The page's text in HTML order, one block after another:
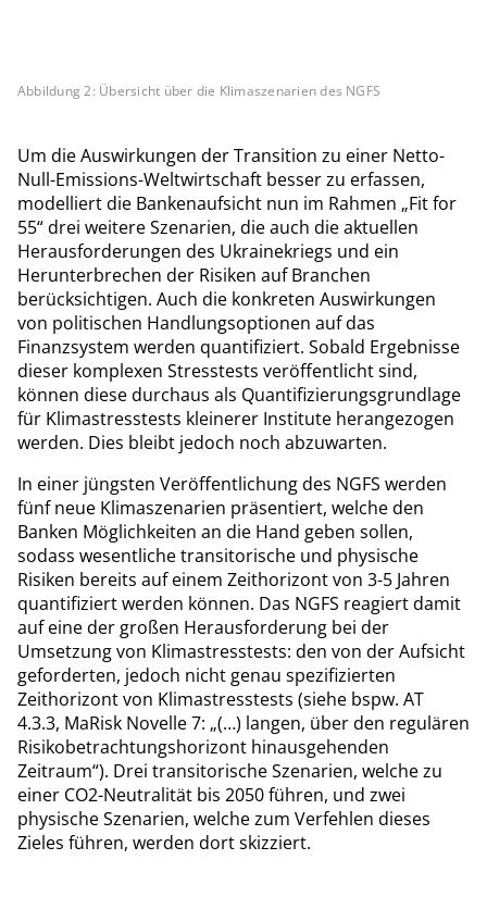
Abbildung 2: Übersicht über die Klimaszenarien des NGFS
Um die Auswirkungen der Transition zu einer Netto-
Null-Emissions-Weltwirtschaft besser zu erfassen,
modelliert die Bankenaufsicht nun im Rahmen „Fit for
55“ drei weitere Szenarien, die auch die aktuellen
Herausforderungen des Ukrainekriegs und ein
Herunterbrechen der Risiken auf Branchen
berücksichtigen. Auch die konkreten Auswirkungen
von politischen Handlungsoptionen auf das
Finanzsystem werden quantifiziert. Sobald Ergebnisse
dieser komplexen Stresstests veröffentlicht sind,
können diese durchaus als Quantifizierungsgrundlage
für Klimastresstests kleinerer Institute herangezogen
werden. Dies bleibt jedoch noch abzuwarten.
In einer jüngsten Veröffentlichung des NGFS werden
fünf neue Klimaszenarien präsentiert, welche den
Banken Möglichkeiten an die Hand geben sollen,
sodass wesentliche transitorische und physische
Risiken bereits auf einem Zeithorizont von 3-5 Jahren
quantifiziert werden können. Das NGFS reagiert damit
auf eine der großen Herausforderung bei der
Umsetzung von Klimastresstests: den von der Aufsicht
geforderten, jedoch nicht genau spezifizierten
Zeithorizont von Klimastresstests (siehe bspw. AT
4.3.3, MaRisk Novelle 7: „(…) langen, über den regulären
Risikobetrachtungshorizont hinausgehenden
Zeitraum“). Drei transitorische Szenarien, welche zu
einer CO2-Neutralität bis 2050 führen, und zwei
physische Szenarien, welche zum Verfehlen dieses
Zieles führen, werden dort skizziert.